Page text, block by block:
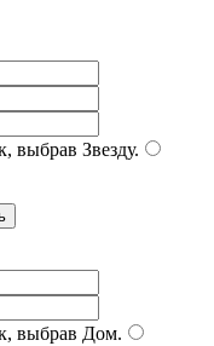
выбрав Звезду.
выбрав Дом.